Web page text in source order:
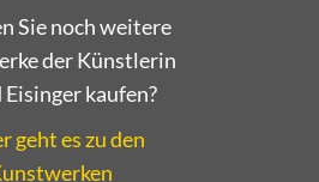
Sie noch weitere
der Künstlerin
kaufen?
geht es zu den